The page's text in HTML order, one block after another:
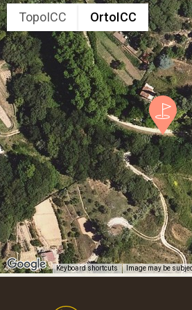
TopoICC OrtoICC
Keyboard shortcuts Image may be